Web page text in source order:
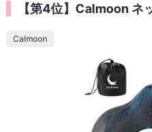
【第4位】Calmoon ネ
Calmoon